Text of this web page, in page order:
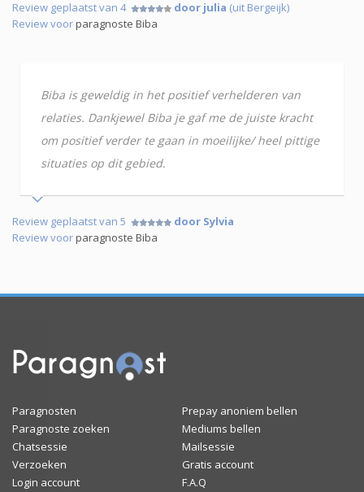
Review geplaatst van 4 door julia (uit Bergeijk)
Review voorparagnoste Biba
Biba is geweldig in het positief verhelderen van
relaties. Dankjewel Biba je gaf me de juiste kracht
om positief verder te gaan in moeilijke/ heel pittige
situaties op dit gebied.
Review geplaatst van 5
door Sylvia
Review voorparagnoste Biba
Paragnosten
Prepay anoniem bellen
Paragnoste zoeken
Mediums bellen
Chatsessie
Mailsessie
Verzoeken
Gratis account
Login account
F.A.Q